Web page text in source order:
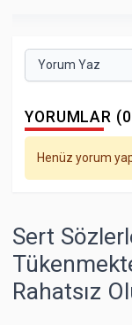
Yorum Yaz
YORUMLAR
Henüz yorum
Sert
Rahatsız